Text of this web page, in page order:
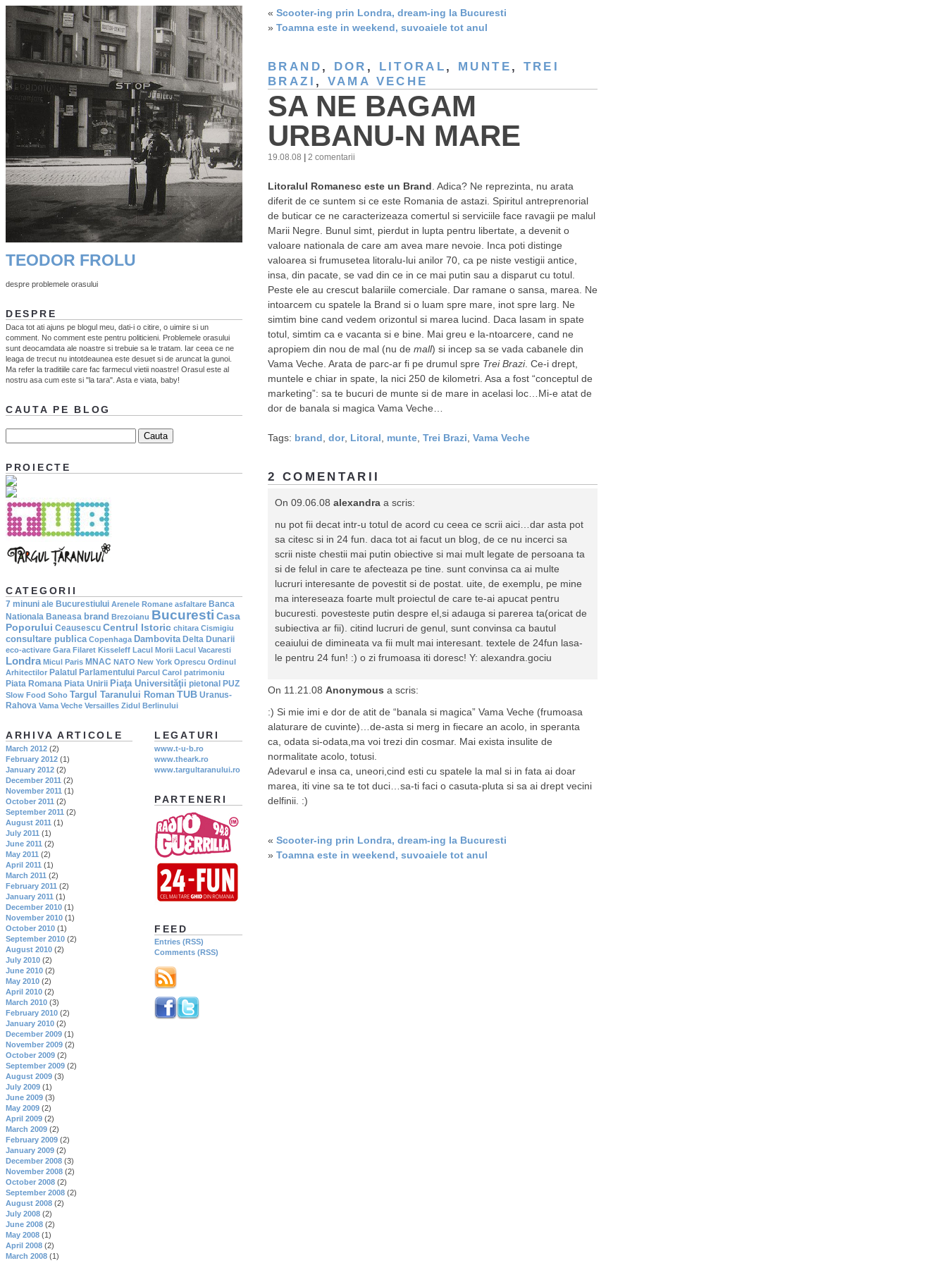
« Scooter-ing prin Londra, dream-ing la Bucuresti
» Toamna este in weekend, suvoaiele tot anul
BRAND , DOR , LITORAL , MUNTE , TREI
BRAZI , VAMA VECHE
SA NE BAGAM
URBANU-N MARE
19.08.08 2 comentarii
Litoralul Romanesc este un Brand . Adica? Ne reprezinta, nu arata
diferit de ce suntem si ce este Romania de astazi. Spiritul antreprenorial
de buticar ce ne caracterizeaza comertul si serviciile face ravagii pe malul
Marii Negre. Bunul simt, pierdut in lupta pentru libertate, a devenit o
valoare nationala de care am avea mare nevoie. Inca poti distinge
valoarea si frumusetea litoralu-lui anilor 70, ca pe niste vestigii antice,
insa, din pacate, se vad din ce in ce mai putin sau a disparut cu totul.
Peste ele au crescut balariile comerciale. Dar ramane o sansa, marea. Ne
intoarcem cu spatele la Brand si o luam spre mare, inot spre larg. Ne
simtim bine cand vedem orizontul si marea lucind. Daca lasam in spate
totul, simtim ca e vacanta si e bine. Mai greu e la-ntoarcere, cand ne
apropiem din nou de mal (nu de mall) si incep sa se vada cabanele din
Vama Veche. Arata de parc-ar fi pe drumul spre Trei Brazi. Ce-i drept,
muntele e chiar in spate, la nici 250 de kilometri. Asa a fost “conceptul de
marketing”: sa te bucuri de munte si de mare in acelasi loc…Mi-e atat de
dor de banala si magica Vama Veche…
Tags: brand dor, Litoral munte Trei Brazi Vama Veche
2 COMENTARII
On 09.06.08 alexandra a scris:
nu pot fii decat intr-u totul de acord cu ceea ce scrii aici…dar asta pot
sa citesc si in 24 fun. daca tot ai facut un blog, de ce nu incerci sa
scrii niste chestii mai putin obiective si mai mult legate de persoana ta
si de felul in care te afecteaza pe tine. sunt convinsa ca ai multe
lucruri interesante de povestit si de postat. uite, de exemplu, pe mine
ma intereseaza foarte mult proiectul de care te-ai apucat pentru
bucuresti. povesteste putin despre el,si adauga si parerea ta(oricat de
subiectiva ar fii). citind lucruri de genul, sunt convinsa ca bautul
ceaiului de dimineata va fii mult mai interesant. textele de 24fun lasa-
le pentru 24 fun! :) o zi frumoasa iti doresc! Y: alexandra.gociu
On 11.21.08 Anonymous a scris:
:) Si mie imi e dor de atit de “banala si magica” Vama Veche (frumoasa
alaturare de cuvinte)…de-asta si merg in fiecare an acolo, in speranta
ca, odata si-odata,ma voi trezi din cosmar. Mai exista insulite de
normalitate acolo, totusi.
Adevarul e insa ca, uneori,cind esti cu spatele la mal si in fata ai doar
marea, iti vine sa te tot duci…sa-ti faci o casuta-pluta si sa ai drept vecini
delfinii. :)
« Scooter-ing prin Londra, dream-ing la Bucuresti
» Toamna este in weekend, suvoaiele tot anul
TEODOR FROLU
despre problemele orasului
DESPRE
Daca tot ati ajuns pe blogul meu, dati-i o citire, o uimire si un
comment. No comment este pentru politicieni. Problemele orasului
sunt deocamdata ale noastre si trebuie sa le tratam. Iar ceea ce ne
leaga de trecut nu intotdeaunea este desuet si de aruncat la gunoi.
Ma refer la traditiile care fac farmecul vietii noastre! Orasul este al
nostru asa cum este si "la tara". Asta e viata, baby!
CAUTA PE BLOG
PROIECTE
CATEGORII
7 minuni ale Bucurestiului Arenele Romane asfaltare Banca
Nationala Baneasa brand Brezoianu Bucuresti Casa
Poporului Ceausescu Centrul Istoric chitara Cismigiu
consultare publica Copenhaga Dambovita Delta Dunarii
eco-activare Gara Filaret Kisseleff Lacul Morii Lacul Vacaresti
Londra Micul Paris MNAC NATO New York Oprescu Ordinul
Arhitectilor Palatul Parlamentului Parcul Carol patrimoniu
Piata Romana Piata Unirii Piaţa Universităţii pietonal PUZ
Slow Food Soho Targul Taranului Roman TUB Uranus-
Rahova Vama Veche Versailles Zidul Berlinului
LEGATURI
www.t-u-b.ro
www.theark.ro
www.targultaranului.ro
PARTENERI
FEED
Entries (RSS)
Comments (RSS)
ARHIVA ARTICOLE
March 2012 (2)
February 2012 (1)
January 2012 (2)
December 2011 (2)
November 2011 (1)
October 2011 (2)
September 2011 (2)
August 2011 (1)
July 2011 (1)
June 2011 (2)
May 2011 (2)
April 2011 (1)
March 2011 (2)
February 2011 (2)
January 2011 (1)
December 2010 (1)
November 2010 (1)
October 2010 (1)
September 2010 (2)
August 2010 (2)
July 2010 (2)
June 2010 (2)
May 2010 (2)
April 2010 (2)
March 2010 (3)
February 2010 (2)
January 2010 (2)
December 2009 (1)
November 2009 (2)
October 2009 (2)
September 2009 (2)
August 2009 (3)
July 2009 (1)
June 2009 (3)
May 2009 (2)
April 2009 (2)
March 2009 (2)
February 2009 (2)
January 2009 (2)
December 2008 (3)
November 2008 (2)
October 2008 (2)
September 2008 (2)
August 2008 (2)
July 2008 (2)
June 2008 (2)
May 2008 (1)
April 2008 (2)
March 2008 (1)